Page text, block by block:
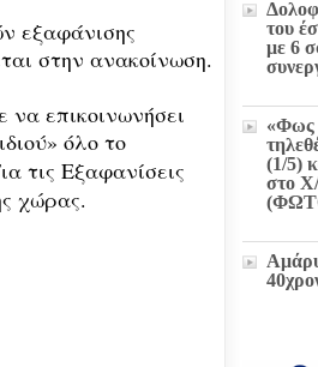
εξαφάνισης
στην ανακοίνωση.
επικοινωνήσει
όλο το
τις Εξαφανίσεις
χώρας.
του
με 6
«Φως
(1/5)
στο